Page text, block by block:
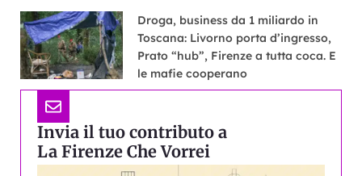
Droga, business da 1 miliardo in
Toscana: Livorno porta d’ingresso,
Prato “hub”, Firenze a tutta coca. E
le mafie cooperano
Invia il tuo contributo a
La Firenze Che Vorrei